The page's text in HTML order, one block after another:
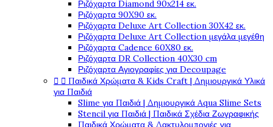
Ριζόχαρτα Diamond 90x214 εκ.
Ριζόχαρτα 90X90 εκ.
Ριζόχαρτα Deluxe Art Collection 30X42 εκ.
Ριζόχαρτα Deluxe Art Collection μεγάλα μεγέθη
Ριζόχαρτα Cadence 60X80 εκ.
Ριζόχαρτα DR Collection 40X30 cm
Ριζόχαρτα Αγιογραφίες για Decoupage
  Παιδικά Χρώματα & Kids Craft | Δημιουργικά Υλικά
για Παιδιά
Slime για Παιδιά | Δημιουργικά Aqua Slime Sets
Stencil για Παιδιά | Παιδικά Σχέδια Ζωγραφικής
Παιδικά Χρώματα & Δακτυλομπογιές για